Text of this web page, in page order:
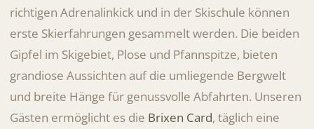
richtigen Adrenalinkick und in der Skischule können
erste Skierfahrungen gesammelt werden. Die beiden
Gipfel im Skigebiet, Plose und Pfannspitze, bieten
grandiose Aussichten auf die umliegende Bergwelt
und breite Hänge für genussvolle Abfahrten. Unseren
Gästen ermöglicht es die Brixen Card, täglich eine